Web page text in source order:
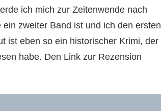
ich mich zur Zeitenwende nach
zweiter Band ist und ich den ersten
ist eben so ein historischer Krimi, der
habe. Den Link zur Rezension